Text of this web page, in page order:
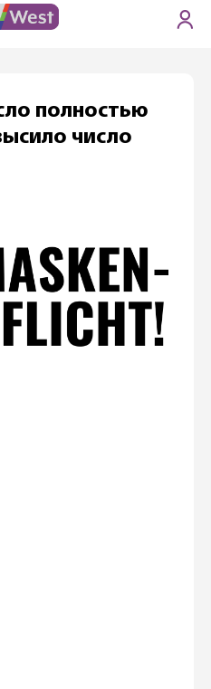
полностью
число